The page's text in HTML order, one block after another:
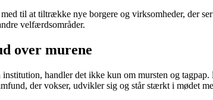
til at tiltrække nye borgere og virksomheder, der
velfærdsområder.
over murene
handler det ikke kun om mursten og
der vokser, udvikler sig og står stærkt i mødet